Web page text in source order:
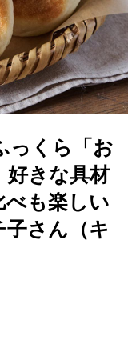
っくら「お
好きな具材
べも楽しい
さん（キ